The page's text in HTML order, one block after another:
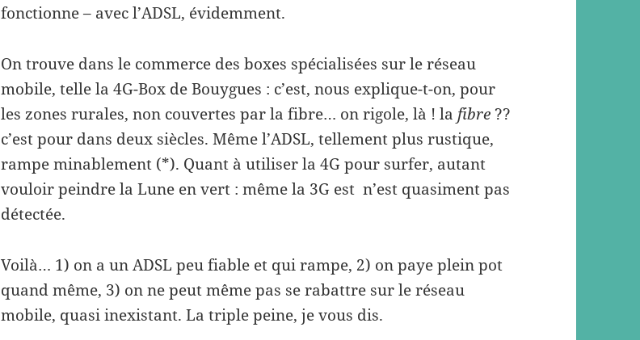
fonctionne – avec l’ADSL, évidemment.
On trouve dans le commerce des boxes spécialisées sur le réseau
mobile, telle la 4G-Box de Bouygues : c’est, nous explique-t-on, pour
les zones rurales, non couvertes par la fibre… on rigole, là ! la fibre ??
c’est pour dans deux siècles. Même l’ADSL, tellement plus rustique,
rampe minablement (*). Quant à utiliser la 4G pour surfer, autant
vouloir peindre la Lune en vert : même la 3G est n’est quasiment pas
détectée.
Voilà… 1) on a un ADSL peu fiable et qui rampe, 2) on paye plein pot
quand même, 3) on ne peut même pas se rabattre sur le réseau
mobile, quasi inexistant. La triple peine, je vous dis.